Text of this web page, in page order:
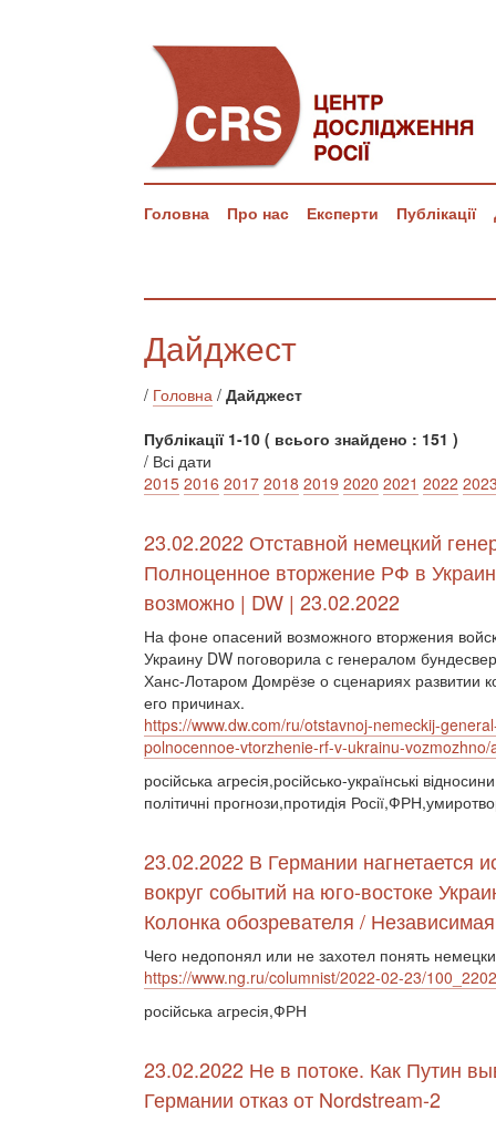
Головна Про нас Експерти Публікації
Дайджест
/ Головна / Дайджест
Публікації 1-10 ( всього знайдено : 151 )
/ Всі дати
2015 2016 2017 2018 2019 2020 2021 2022
23.02.2022 Отставной немецкий
Полноценное вторжение РФ в
возможно | DW | 23.02.2022
На фоне опасений возможного вторжения
Украину DW поговорила с генералом
Ханс-Лотаром Домрёзе о сценариях развитии
его причинах.
https://www.dw.com/ru/otstavnoj-nemeckij-
polnocennoe-vtorzhenie-rf-v-ukrainu-
російська агресія,російсько-українські
політичні прогнози,протидія
23.02.2022 В Германии нагнетается
вокруг событий на юго-востоке
Колонка обозревателя / Независимая
Чего недопонял или не захотел понять
https://www.ng.ru/columnist/2022-02-23/
російська агресія,ФРН
23.02.2022 Не в потоке. Как Путин
Германии отказ от Nordstream-2